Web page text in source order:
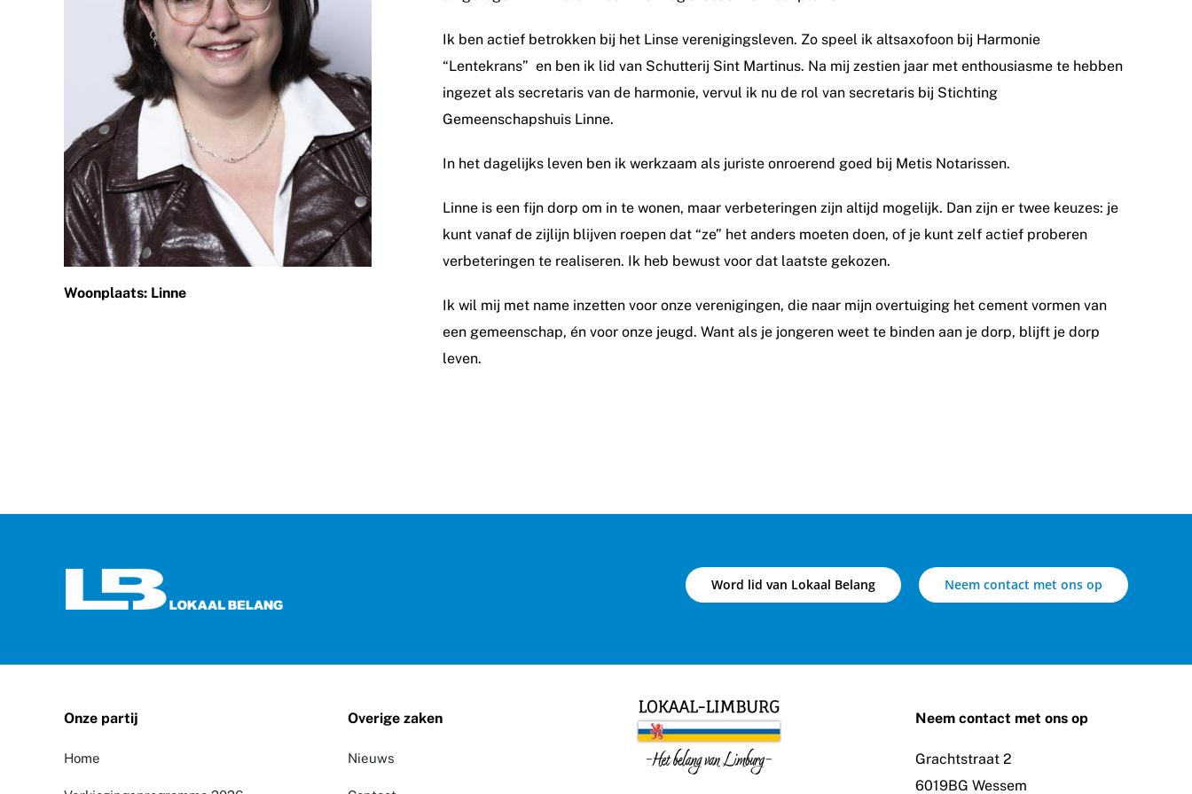
Woonplaats: Linne
Ik ben actief betrokken bij het Linse verenigingsleven. Zo speel ik altsaxofoon bij Harmonie
“Lentekrans” en ben ik lid van Schutterij Sint Martinus. Na mij zestien jaar met enthousiasme te hebben
ingezet als secretaris van de harmonie, vervul ik nu de rol van secretaris bij Stichting
Gemeenschapshuis Linne.
In het dagelijks leven ben ik werkzaam als juriste onroerend goed bij Metis Notarissen.
Linne is een fijn dorp om in te wonen, maar verbeteringen zijn altijd mogelijk. Dan zijn er twee keuzes: je
kunt vanaf de zijlijn blijven roepen dat “ze” het anders moeten doen, of je kunt zelf actief proberen
verbeteringen te realiseren. Ik heb bewust voor dat laatste gekozen.
Ik wil mij met name inzetten voor onze verenigingen, die naar mijn overtuiging het cement vormen van
een gemeenschap, én voor onze jeugd. Want als je jongeren weet te binden aan je dorp, blijft je dorp
leven.
Word lid van Lokaal Belang Neem contact met ons op
Onze partij
Home
Overige zaken
Nieuws
Neem contact met ons op
Grachtstraat 2
6019BG Wessem